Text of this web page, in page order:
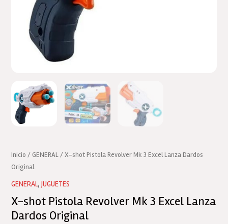
Inicio /GENERAL/ X-shot Pistola Revolver Mk 3 Excel Lanza Dardos
Original
GENERAL,JUGUETES
X-shot Pistola Revolver Mk 3 Excel Lanza
Dardos Original